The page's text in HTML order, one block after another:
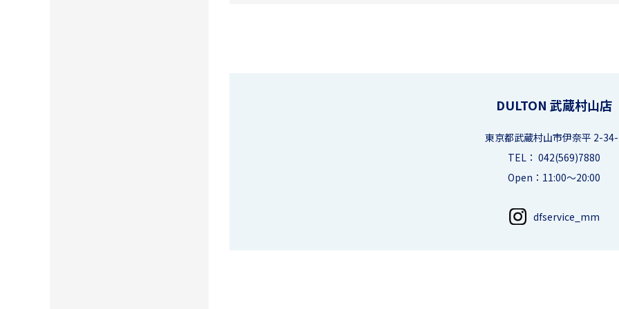
DULTON 武蔵村山店
東京都武蔵村山市伊奈平 2-
TEL： 042(569)7880
Open：11:00～20:00
dfservice_mm